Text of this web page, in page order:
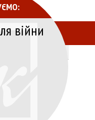
війни